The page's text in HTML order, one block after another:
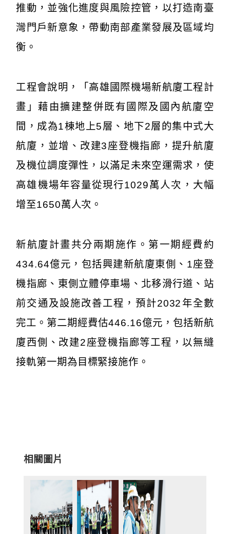
推動，並強化進度與風險控管，以打造南臺
灣門戶新意象，帶動南部產業發展及區域均
衡。
工程會說明，「高雄國際機場新航廈工程計
畫」藉由擴建整併既有國際及國內航廈空
間，成為1棟地上5層、地下2層的集中式大
航廈，並增、改建3座登機指廊，提升航廈
及機位調度彈性，以滿足未來空運需求，使
高雄機場年容量從現行1029萬人次，大幅
增至1650萬人次。
新航廈計畫共分兩期施作。第一期經費約
434.64億元，包括興建新航廈東側、1座登
機指廊、東側立體停車場、北移滑行道、站
前交通及設施改善工程，預計2032年全數
完工。第二期經費估446.16億元，包括新航
廈西側、改建2座登機指廊等工程，以無縫
接軌第一期為目標緊接施作。
相關圖片